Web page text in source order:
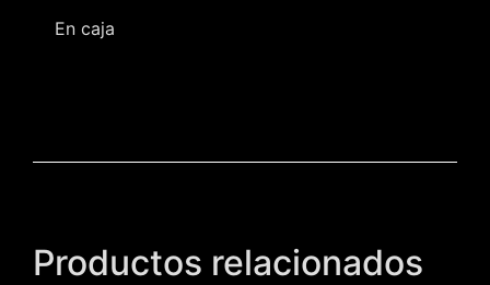
En caja
Productos relacionados